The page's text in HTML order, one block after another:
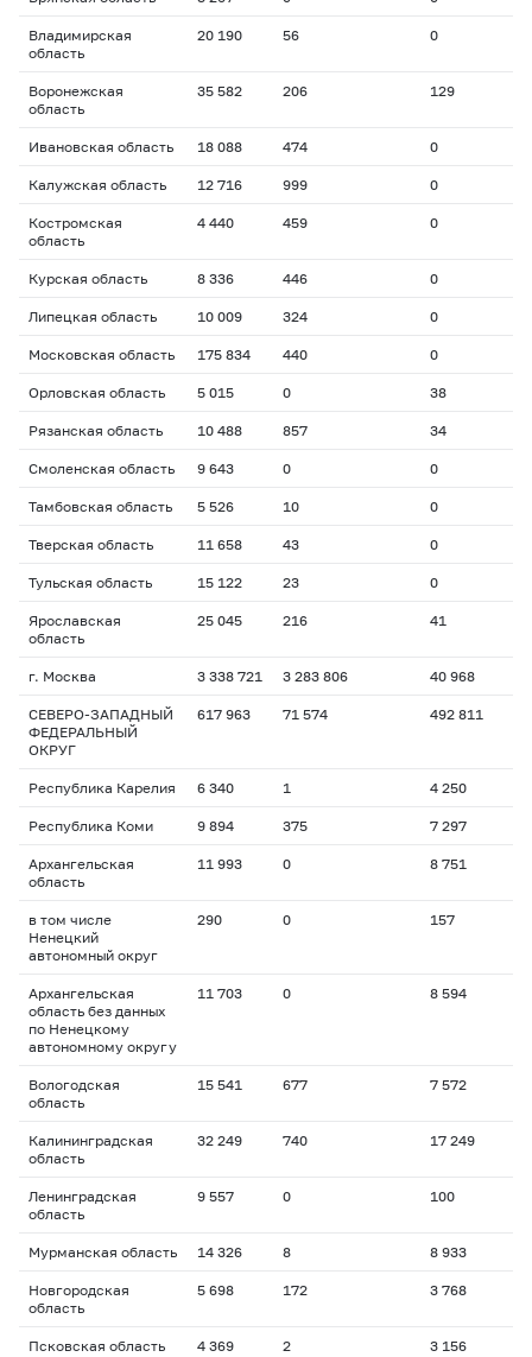
Владимирская
область
20 190 56 0
Воронежская
область
35 582 206 129
Ивановская область 18 088 474 0
Калужская область 12 716 999 0
Костромская
область
4 440 459 0
Курская область 8 336 446 0
Липецкая область 10 009 324 0
Московская область 175 834 440 0
Орловская область 5 015 0 38
Рязанская область 10 488 857 34
Смоленская область 9 643 0 0
Тамбовская область 5 526 10 0
Тверская область 11 658 43 0
Тульская область 15 122 23 0
Ярославская
область
25 045 216 41
г. Москва 3 338 721 3 283 806 40 968
СЕВЕРО-ЗАПАДНЫЙ
ФЕДЕРАЛЬНЫЙ
ОКРУГ
617 963 71 574 492 811
Республика Карелия 6 340 1 4 250
Республика Коми 9 894 375 7 297
Архангельская
область
11 993 0 8 751
в том числе
Ненецкий
автономный округ
290 0 157
Архангельская
область без данных
по Ненецкому
автономному округу
11 703 0 8 594
Вологодская
область
15 541 677 7 572
Калининградская
область
32 249 740 17 249
Ленинградская
область
9 557 0 100
Мурманская область 14 326 8 8 933
Новгородская
область
5 698 172 3 768
Псковская область 4 369 2 3 156